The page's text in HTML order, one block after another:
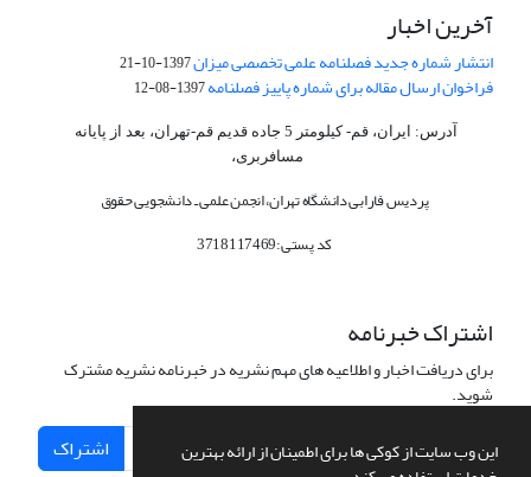
این وب سایت از کوکی ها برای اطمینان از ارائه بهترین
آخرین اخبار
انتشار شماره جدید فصلنامه علمی تخصصی میزان1397-10-21
فراخوان ارسال مقاله برای شماره پاییز فصلنامه1397-08-12
آدرس: ایران، قم- کیلومتر 5 جاده قدیم قم-تهران، بعد از پایانه
مسافربری،
پردیس فارابی دانشگاه تهران، انجمن علمی ـ دانشجویی حقوق
کد پستی:3718117469
اشتراک خبرنامه
برای دریافت اخبار و اطلاعیه های مهم نشریه در خبرنامه نشریه مشترک
شوید.
اشتراک